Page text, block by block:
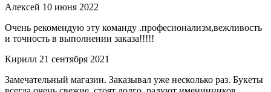
Алексей 10 июня 2022
Очень рекомендую эту команду .професионализм,вежливость
и точность в выполнении заказа!!!!!
Кирилл 21 сентября 2021
Замечательный магазин. Заказывал уже несколько раз. Букеты